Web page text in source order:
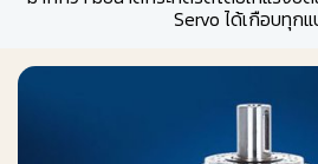
Servo ได้เกือบทุก